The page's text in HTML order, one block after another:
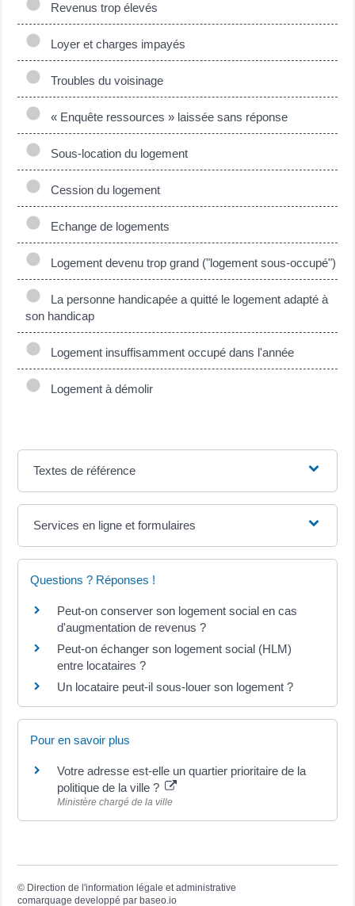
Revenus trop élevés
Loyer et charges impayés
Troubles du voisinage
« Enquête ressources » laissée sans réponse
Sous-location du logement
Cession du logement
Echange de logements
Logement devenu trop grand ("logement sous-occupé")
La personne handicapée a quitté le logement adapté à
son handicap
Logement insuffisamment occupé dans l'année
Logement à démolir
Textes de référence
Services en ligne et formulaires
Questions ? Réponses !
Peut-on conserver son logement social en cas
d'augmentation de revenus ?
Peut-on échanger son logement social (HLM)
entre locataires ?
Un locataire peut-il sous-louer son logement ?
Pour en savoir plus
Votre adresse est-elle un quartier prioritaire de la
politique de la ville ?
Ministère chargé de la ville
© Direction de l'information légale et administrative
comarquage developpé parbaseo.io